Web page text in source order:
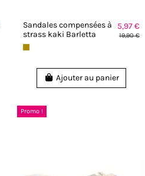
Sandales compensées à
strass kaki Barletta
5,97 €
19,90 €
Ajouter au panier
Promo !